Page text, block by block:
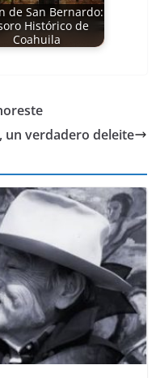
de San Bernardo:
Histórico de
Coahuila
un verdadero deleite